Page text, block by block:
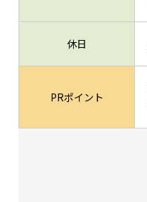
休日
PRポイント